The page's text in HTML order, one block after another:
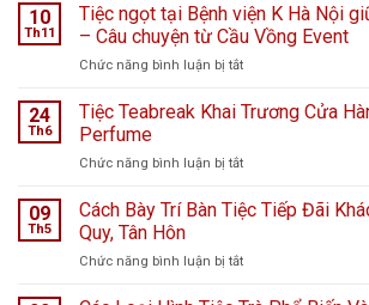
10
Th11
Tiệc ngọt tại Bệnh viện K Hà Nội
– Câu chuyện từ Cầu Vồng Event
Chức năng bình luận bị tắtở
ngọt
viện
Hà
ngày
24
Th6
Tiệc Teabreak Khai Trương Cửa
Perfume
Chức năng bình luận bị tắtở
Teabreak
Khai
Cửa
09
Th5
Cách Bày Trí Bàn Tiệc Tiếp Đãi
Quy, Tân Hôn
Chức năng bình luận bị tắtở
Bày